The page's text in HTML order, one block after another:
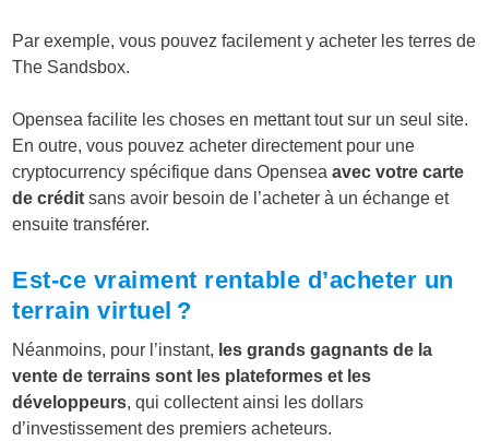
Par exemple, vous pouvez facilement y acheter les terres de
The Sandsbox.
Opensea facilite les choses en mettant tout sur un seul site.
En outre, vous pouvez acheter directement pour une
cryptocurrency spécifique dans Openseaavec votre carte
de crédit sans avoir besoin de l’acheter à un échange et
ensuite transférer.
Est-ce vraiment rentable d’acheter un
terrain virtuel ?
Néanmoins, pour l’instant, les grands gagnants de la
vente de terrains sont les plateformes et les
développeurs, qui collectent ainsi les dollars
d’investissement des premiers acheteurs.